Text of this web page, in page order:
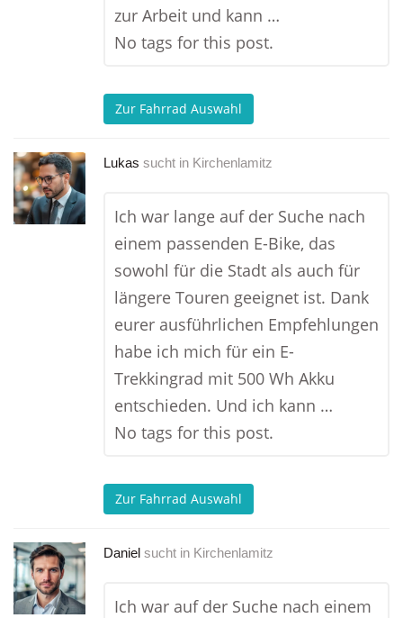
zur Arbeit und kann …
No tags for this post.
Zur Fahrrad Auswahl
Lukas sucht in Kirchenlamitz
Ich war lange auf der Suche nach
einem passenden E-Bike, das
sowohl für die Stadt als auch für
längere Touren geeignet ist. Dank
eurer ausführlichen Empfehlungen
habe ich mich für ein E-
Trekkingrad mit 500 Wh Akku
entschieden. Und ich kann …
No tags for this post.
Zur Fahrrad Auswahl
Daniel sucht in Kirchenlamitz
Ich war auf der Suche nach einem